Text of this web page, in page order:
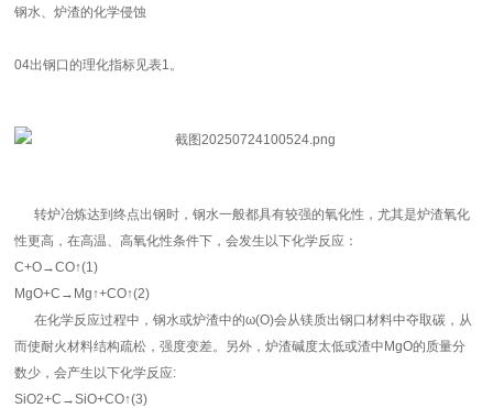
钢水、炉渣的化学侵蚀
04出钢口的理化指标见表1。
转炉冶炼达到终点出钢时，钢水一般都具有较强的氧化性，尤其是炉渣氧化
性更高，在高温、高氧化性条件下，会发生以下化学反应：
C+O→CO↑(1)
MgO+C→Mg↑+CO↑(2)
在化学反应过程中，钢水或炉渣中的ω(O)会从镁质出钢口材料中夺取碳，从
而使耐火材料结构疏松，强度变差。另外，炉渣碱度太低或渣中MgO的质量分
数少，会产生以下化学反应:
SiO2+C→SiO+CO↑(3)